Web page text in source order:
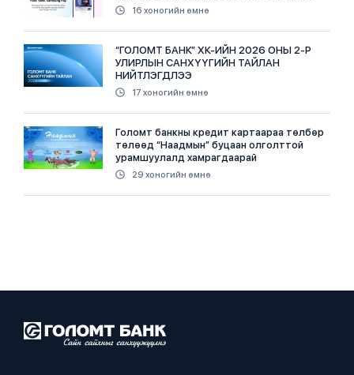
16 хоногийн өмнө
“ГОЛОМТ БАНК” ХК-ИЙН 2026 ОНЫ 2-Р
УЛИРЛЫН САНХҮҮГИЙН ТАЙЛАН
НИЙТЛЭГДЛЭЭ
17 хоногийн өмнө
Голомт банкны кредит картаараа төлбөр
төлөөд “Наадмын” буцаан олголттой
урамшуулалд хамрагдаарай
29 хоногийн өмнө